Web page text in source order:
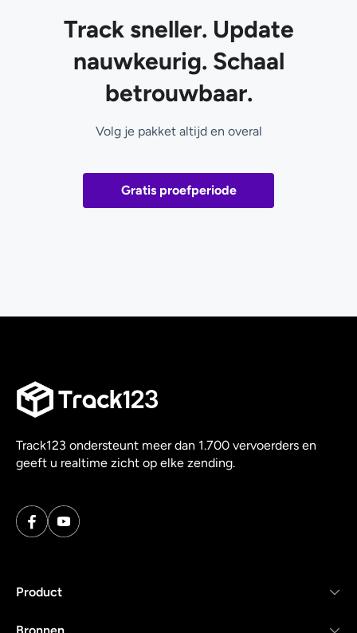
Track sneller. Update
nauwkeurig. Schaal
betrouwbaar.
Volg je pakket altijd en overal
Gratis proefperiode
Track123 ondersteunt meer dan 1.700 vervoerders en
geeft u realtime zicht op elke zending.
Product